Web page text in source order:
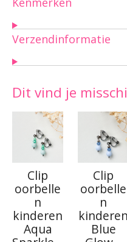
Verzendinformatie
Dit vind je
Clip
oorbelle
n
kinderen
Aqua
Clip
oorbelle
n
kinderen
Blue